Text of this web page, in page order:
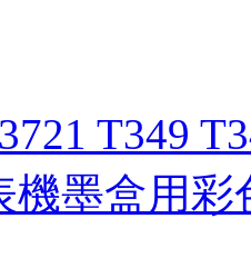
T349
機墨盒用彩